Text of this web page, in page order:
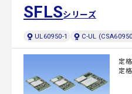
SFLSシリーズ
UL60950-1 C-UL
定
定